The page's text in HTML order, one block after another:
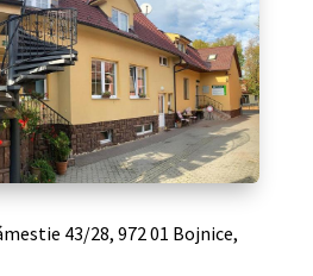
43/28, 972 01 Bojnice,